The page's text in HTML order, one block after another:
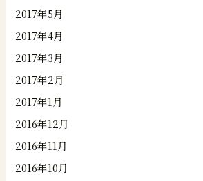
2017年5月
2017年4月
2017年3月
2017年2月
2017年1月
2016年12月
2016年11月
2016年10月